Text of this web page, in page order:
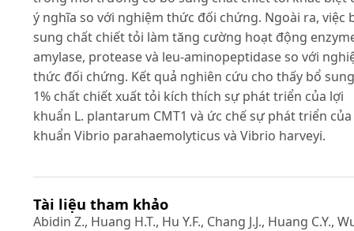
ý nghĩa so với nghiệm thức đối chứng. Ngoài ra, việc
sung chất chiết tỏi làm tăng cường hoạt động
amylase, protease và leu-aminopeptidase so với
thức đối chứng. Kết quả nghiên cứu cho thấy bổ sung
1% chất chiết xuất tỏi kích thích sự phát triển của lợi
khuẩn L. plantarum CMT1 và ức chế sự phát triển của
khuẩn Vibrio parahaemolyticus và Vibrio harveyi.
Tài liệu tham khảo
Abidin Z., Huang H.T., Hu Y.F., Chang J.J., Huang C.Y.,